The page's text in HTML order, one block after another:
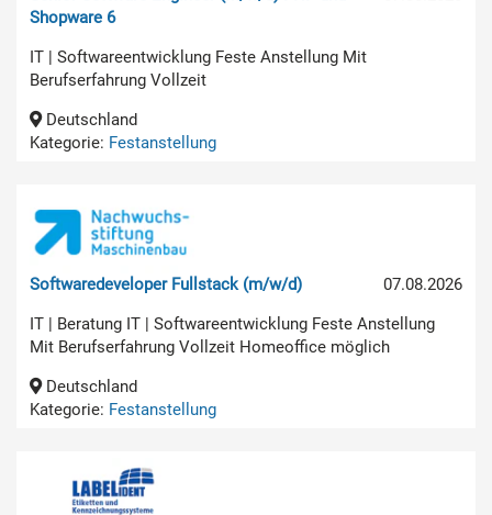
Shopware 6
IT | Softwareentwicklung Feste Anstellung Mit
Berufserfahrung Vollzeit
Deutschland
Kategorie: Festanstellung
07.08.2026
Softwaredeveloper Fullstack (m/w/d)
IT | Beratung IT | Softwareentwicklung Feste Anstellung
Mit Berufserfahrung Vollzeit Homeoffice möglich
Deutschland
Kategorie: Festanstellung